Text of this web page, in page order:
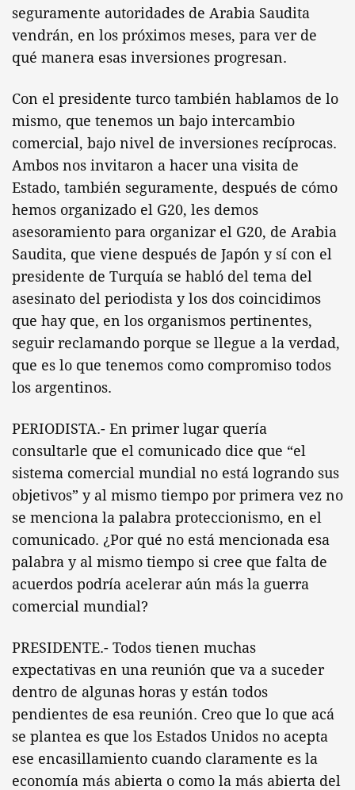
seguramente autoridades de Arabia Saudita
vendrán, en los próximos meses, para ver de
qué manera esas inversiones progresan.
Con el presidente turco también hablamos de lo
mismo, que tenemos un bajo intercambio
comercial, bajo nivel de inversiones recíprocas.
Ambos nos invitaron a hacer una visita de
Estado, también seguramente, después de cómo
hemos organizado el G20, les demos
asesoramiento para organizar el G20, de Arabia
Saudita, que viene después de Japón y sí con el
presidente de Turquía se habló del tema del
asesinato del periodista y los dos coincidimos
que hay que, en los organismos pertinentes,
seguir reclamando porque se llegue a la verdad,
que es lo que tenemos como compromiso todos
los argentinos.
PERIODISTA.- En primer lugar quería
consultarle que el comunicado dice que “el
sistema comercial mundial no está logrando sus
objetivos” y al mismo tiempo por primera vez no
se menciona la palabra proteccionismo, en el
comunicado. ¿Por qué no está mencionada esa
palabra y al mismo tiempo si cree que falta de
acuerdos podría acelerar aún más la guerra
comercial mundial?
PRESIDENTE.- Todos tienen muchas
expectativas en una reunión que va a suceder
dentro de algunas horas y están todos
pendientes de esa reunión. Creo que lo que acá
se plantea es que los Estados Unidos no acepta
ese encasillamiento cuando claramente es la
economía más abierta o como la más abierta del